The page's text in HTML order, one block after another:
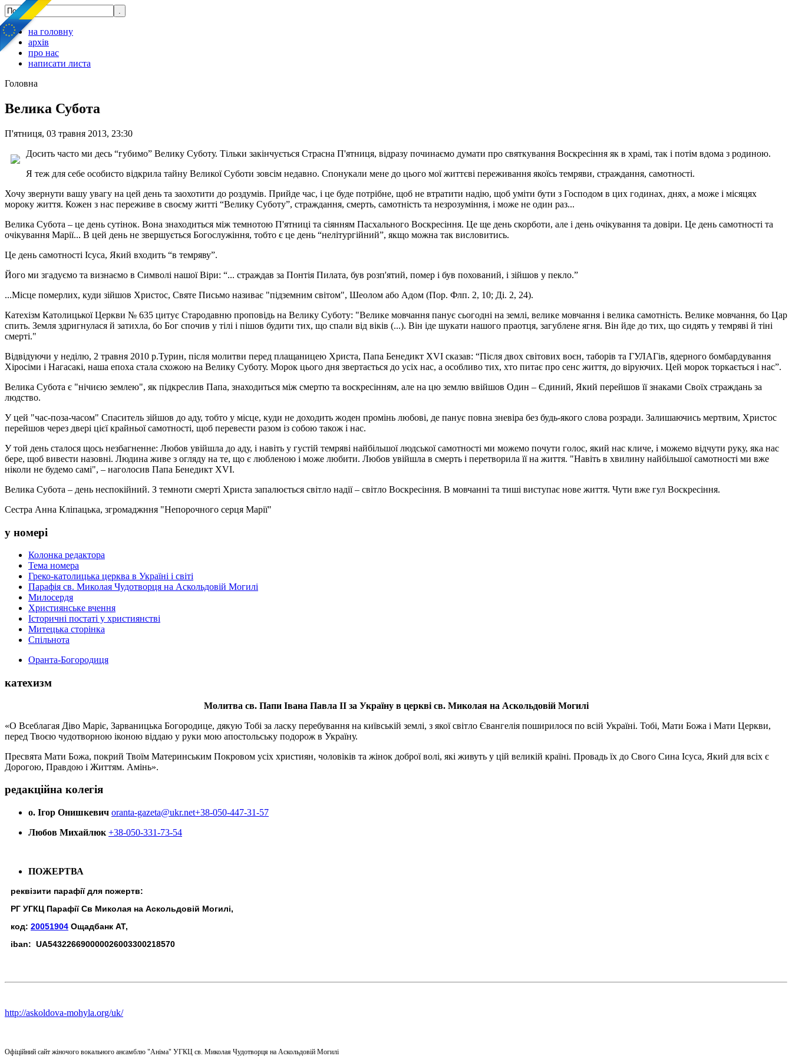
на головну
архів
про нас
написати листа
Головна
Велика Субота
П'ятниця, 03 травня 2013, 23:30
Досить часто ми десь “губимо” Велику Суботу. Тільки закінчується Страсна П'ятниця, відразу починаємо думати про святкування Воскресіння як в храмі, так і потім вдома з родиною.
Я теж для себе особисто відкрила тайну Великої Суботи зовсім недавно. Спонукали мене до цього мої життєві переживання якоїсь темряви, страждання, самотності.
Хочу звернути вашу увагу на цей день та заохотити до роздумів. Прийде час, і це буде потрібне, щоб не втратити надію, щоб уміти бути з Господом в цих годинах, днях, а може і місяцях
мороку життя. Кожен з нас переживе в своєму житті “Велику Суботу”, страждання, смерть, самотність та незрозуміння, і може не один раз...
Велика Субота – це день сутінок. Вона знаходиться між темнотою П'ятниці та сіянням Пасхального Воскресіння. Це ще день скорботи, але і день очікування та довіри. Це день самотності та
очікування Марії... В цей день не звершується Богослужіння, тобто є це день “нелітургійний”, якщо можна так висловитись.
Це день самотності Ісуса, Який входить “в темряву”.
Його ми згадуємо та визнаємо в Символі нашої Віри: “... страждав за Понтія Пилата, був розп'ятий, помер і був похований, і зійшов у пекло.”
...Місце померлих, куди зійшов Христос, Святе Письмо називає "підземним світом", Шеолом або Адом (Пор. Флп. 2, 10; Ді. 2, 24).
Катехізм Католицької Церкви № 635 цитує Стародавню проповідь на Велику Суботу: "Велике мовчання панує сьогодні на землі, велике мовчання і велика самотність. Велике мовчання, бо Цар
спить. Земля здригнулася й затихла, бо Бог спочив у тілі і пішов будити тих, що спали від віків (...). Він іде шукати нашого праотця, загублене ягня. Він йде до тих, що сидять у темряві й тіні
смерті."
Відвідуючи у неділю, 2 травня 2010 р.Турин, після молитви перед плащаницею Христа, Папа Бенедикт ХVІ сказав: “Після двох світових воєн, таборів та ГУЛАГів, ядерного бомбардування
Хіросіми і Нагасакі, наша епоха стала схожою на Велику Суботу. Морок цього дня звертається до усіх нас, а особливо тих, хто питає про сенс життя, до віруючих. Цей морок торкається і нас”.
Велика Субота є "нічиєю землею", як підкреслив Папа, знаходиться між смертю та воскресінням, але на цю землю ввійшов Один – Єдиний, Який перейшов її знаками Своїх страждань за
людство.
У цей "час-поза-часом" Спаситель зійшов до аду, тобто у місце, куди не доходить жоден промінь любові, де панує повна зневіра без будь-якого слова розради. Залишаючись мертвим, Христос
перейшов через двері цієї крайньої самотності, щоб перевести разом із собою також і нас.
У той день сталося щось незбагненне: Любов увійшла до аду, і навіть у густій темряві найбільшої людської самотності ми можемо почути голос, який нас кличе, і можемо відчути руку, яка нас
бере, щоб вивести назовні. Людина живе з огляду на те, що є любленою і може любити. Любов увійшла в смерть і перетворила її на життя. "Навіть в хвилину найбільшої самотності ми вже
ніколи не будемо самі", – наголосив Папа Бенедикт ХVІ.
Велика Субота – день неспокійний. З темноти смерті Христа запалюється світло надії – світло Воскресіння. В мовчанні та тиші виступає нове життя. Чути вже гул Воскресіння.
Сестра Анна Кліпацька, згромаджння "Непорочного серця Марії"
у номері
Колонка редактора
Тема номера
Греко-католицька церква в Україні і світі
Парафія св. Миколая Чудотворця на Аскольдовій Могилі
Милосердя
Християнське вчення
Історичні постаті у християнстві
Митецька сторінка
Спільнота
Оранта-Богородиця
катехизм
Молитва св. Папи Івана Павла ІІ за Україну в церкві св. Миколая на Аскольдовій Могилі
«О Всеблагая Діво Маріє, Зарваницька Богородице, дякую Тобі за ласку перебування на київській землі, з якої світло Євангелія поширилося по всій Україні. Тобі, Мати Божа і Мати Церкви,
перед Твоєю чудотворною іконою віддаю у руки мою апостольську подорож в Україну.
Пресвята Мати Божа, покрий Твоїм Материнським Покровом усіх християн, чоловіків та жінок доброї волі, які живуть у цій великій країні. Провадь їх до Свого Сина Ісуса, Який для всіх є
Дорогою, Правдою і Життям. Амінь».
редакційна колегія
о. Ігор Онишкевич oranta-gazeta@ukr.net+38-050-447-31-57
Любов Михайлюк +38-050-331-73-54
ПОЖЕРТВА
реквізити парафії для пожертв:
РГ УГКЦ Парафії Св Миколая на Аскольдовій Могилі,
код: 20051904 Ощадбанк АТ,
iban: UA543226690000026003300218570
http://askoldova-mohyla.org/uk/
Офіційний сайт жіночого вокального ансамблю "Аніма" УГКЦ св. Миколая Чудотворця на Аскольдовій Могилі